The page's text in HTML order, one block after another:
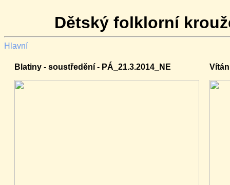
Dětský folklorní
Hlavní
Blatiny - soustředění - PÁ_21.3.2014_NE